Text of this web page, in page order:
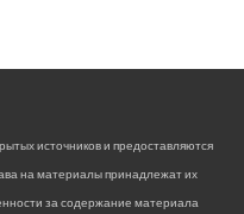
источников и предоставляются
на материалы принадлежат их
за содержание материала